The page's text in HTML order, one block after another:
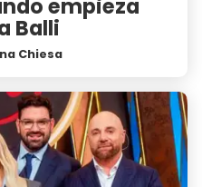
empieza
Balli
Chiesa